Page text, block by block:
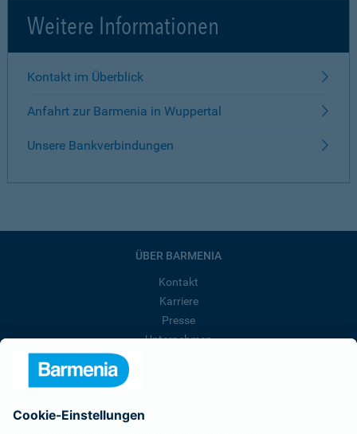
Weitere Informationen
Kontakt im Überblick
Anfahrt zur Barmenia in Wuppertal
Unsere Bankverbindungen
ÜBER BARMENIA
Kontakt
Karriere
Presse
Unternehmen
Affiliate-Partner werden